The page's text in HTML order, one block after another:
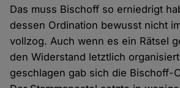
Das muss Bischoff so erniedrigt
dessen Ordination bewusst nicht
vollzog. Auch wenn es ein Rätsel
den Widerstand letztlich
geschlagen gab sich die Bischoff-